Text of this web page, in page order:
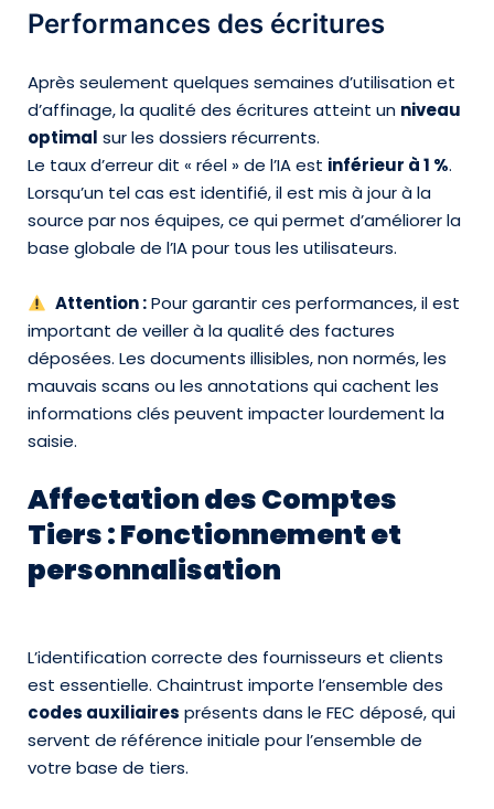
Performances des écritures
Après seulement quelques semaines d’utilisation et
d’affinage, la qualité des écritures atteint un niveau
optimal sur les dossiers récurrents.
Le taux d’erreur dit « réel » de l’IA est inférieur à 1 %.
Lorsqu’un tel cas est identifié, il est mis à jour à la
source par nos équipes, ce qui permet d’améliorer la
base globale de l’IA pour tous les utilisateurs.
Attention :Pour garantir ces performances, il est
important de veiller à la qualité des factures
déposées. Les documents illisibles, non normés, les
mauvais scans ou les annotations qui cachent les
informations clés peuvent impacter lourdement la
saisie.
Affectation des Comptes
Tiers : Fonctionnement et
personnalisation
L’identification correcte des fournisseurs et clients
est essentielle. Chaintrust importe l’ensemble des
codes auxiliaires présents dans le FEC déposé, qui
servent de référence initiale pour l’ensemble de
votre base de tiers.